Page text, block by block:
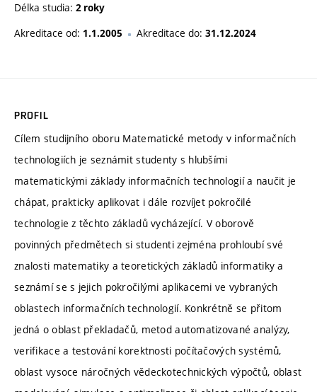
Délka studia: 2 roky
Akreditace od: 1.1.2005 Akreditace do: 31.12.2024
PROFIL
Cílem studijního oboru Matematické metody v informačních
technologiích je seznámit studenty s hlubšími
matematickými základy informačních technologií a naučit je
chápat, prakticky aplikovat i dále rozvíjet pokročilé
technologie z těchto základů vycházející. V oborově
povinných předmětech si studenti zejména prohloubí své
znalosti matematiky a teoretických základů informatiky a
seznámí se s jejich pokročilými aplikacemi ve vybraných
oblastech informačních technologií. Konkrétně se přitom
jedná o oblast překladačů, metod automatizované analýzy,
verifikace a testování korektnosti počítačových systémů,
oblast vysoce náročných vědeckotechnických výpočtů, oblast